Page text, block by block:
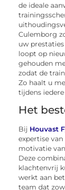
de ideale
Culemborg
uw
loopt op
gehouden
zodat de
Zo haalt u
tijdens
Het
Bij Houvast
expertise
motivatie
Deze
klachtenvrij
werkt aan
team dat